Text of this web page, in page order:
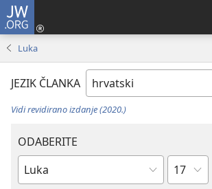
JW.ORG
Luka
JEZIK ČLANKA
Vidi revidirano izdanje (2020.)
ODABERITE
Biblijska
Poglavlje